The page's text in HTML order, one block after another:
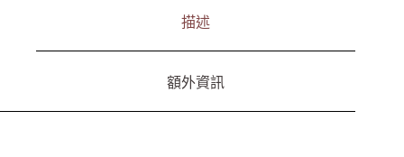
描述
額外資訊